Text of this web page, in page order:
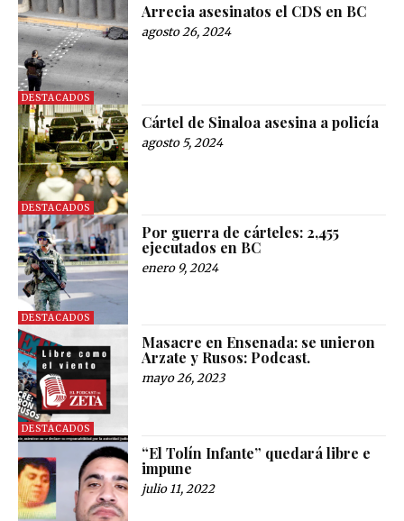
DESTACADOS
Arrecia asesinatos el CDS en BC
agosto 26, 2024
DESTACADOS
Cártel de Sinaloa asesina a policía
agosto 5, 2024
DESTACADOS
Por guerra de cárteles: 2,455
ejecutados en BC
enero 9, 2024
DESTACADOS
Masacre en Ensenada: se unieron
Arzate y Rusos: Podcast.
mayo 26, 2023
“El Tolín Infante” quedará libre e
impune
julio 11, 2022